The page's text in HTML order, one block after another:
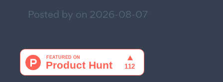
Posted by on 2026-08-07